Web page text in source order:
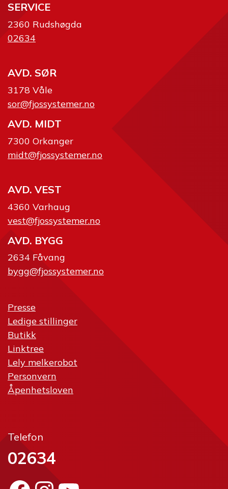
SERVICE
2360 Rudshøgda
02634
AVD. SØR
3178 Våle
sor@fjossystemer.no
AVD. MIDT
7300 Orkanger
midt@fjossystemer.no
AVD. VEST
4360 Varhaug
vest@fjossystemer.no
AVD. BYGG
2634 Fåvang
bygg@fjossystemer.no
Presse
Ledige stillinger
Butikk
Linktree
Lely melkerobot
Personvern
Åpenhetsloven
Telefon
02634